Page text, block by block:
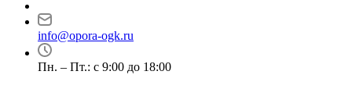
info@opora-ogk.ru
Пн. – Пт.: с 9:00 до 18:00